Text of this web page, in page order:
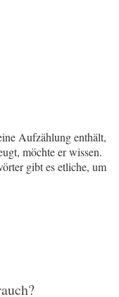
Aufzählung enthält,
möchte er wissen.
gibt es etliche, um